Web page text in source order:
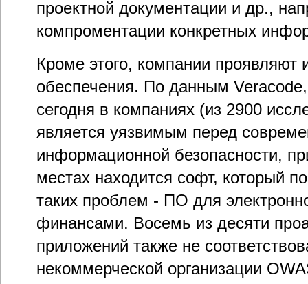
проектной документации и др.,
компроментации конкретных
Кроме этого, компании проявляют
обеспечения. По данным
сегодня в компаниях (из 2900
является уязвимым перед
информационной безопасности,
местах находится софт, который
таких проблем - ПО для
финансами. Восемь из десяти
приложений также не
некоммерческой организации